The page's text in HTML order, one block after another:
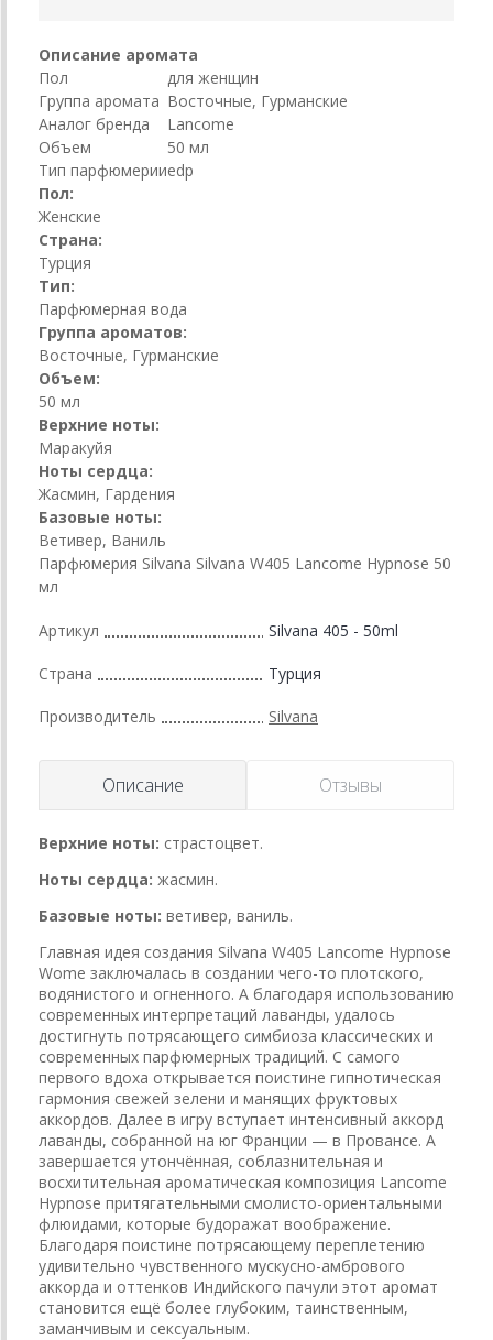
Описание аромата
Пол
для женщин
Группа аромата Восточные, Гурманские
Аналог бренда
Lancome
Объем
50 мл
Тип парфюмерииedp
Пол:
Женские
Страна:
Турция
Тип:
Парфюмерная вода
Группа ароматов:
Восточные, Гурманские
Объем:
50 мл
Верхние ноты:
Маракуйя
Ноты сердца:
Жасмин, Гардения
Базовые ноты:
Ветивер, Ваниль
Парфюмерия Silvana Silvana W405 Lancome Hypnose 50
мл
Артикул Silvana 405 - 50ml
Страна Турция
Производитель Silvana
Описание Отзывы
Верхние ноты: страстоцвет.
Ноты сердца: жасмин.
Базовые ноты: ветивер, ваниль.
Главная идея создания Silvana W405 Lancome Hypnose
Wome заключалась в создании чего-то плотского,
водянистого и огненного. А благодаря использованию
современных интерпретаций лаванды, удалось
достигнуть потрясающего симбиоза классических и
современных парфюмерных традиций. С самого
первого вдоха открывается поистине гипнотическая
гармония свежей зелени и манящих фруктовых
аккордов. Далее в игру вступает интенсивный аккорд
лаванды, собранной на юг Франции — в Провансе. А
завершается утончённая, соблазнительная и
восхитительная ароматическая композиция Lancome
Hypnose притягательными смолисто-ориентальными
флюидами, которые будоражат воображение.
Благодаря поистине потрясающему переплетению
удивительно чувственного мускусно-амбрового
аккорда и оттенков Индийского пачули этот аромат
становится ещё более глубоким, таинственным,
заманчивым и сексуальным.